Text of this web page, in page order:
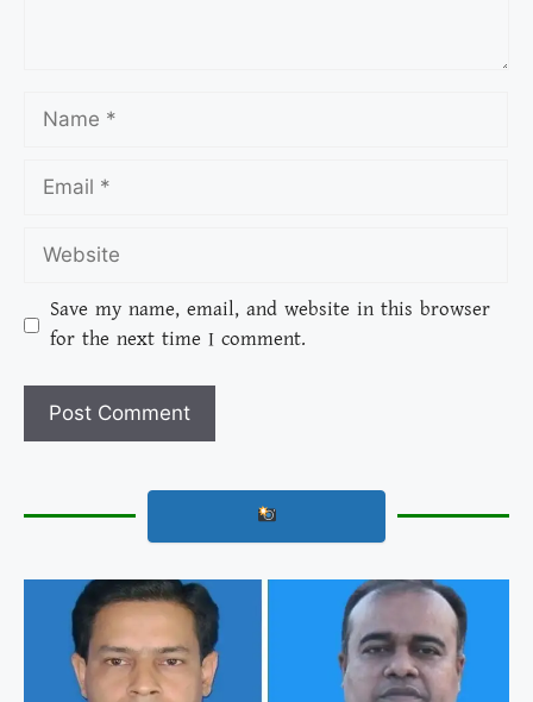
Save my name, email, and website in this browser
for the next time I comment.